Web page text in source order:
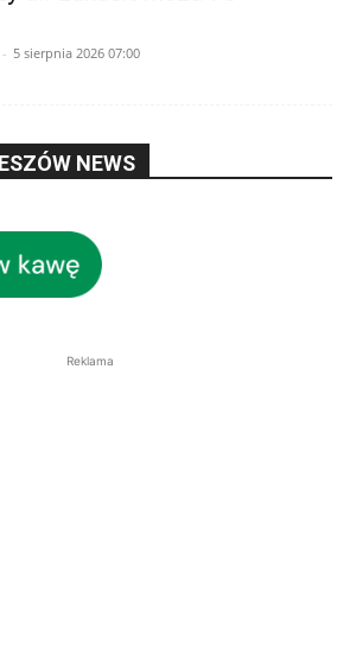
- 5 sierpnia 2026 07:00
NEWS
Reklama